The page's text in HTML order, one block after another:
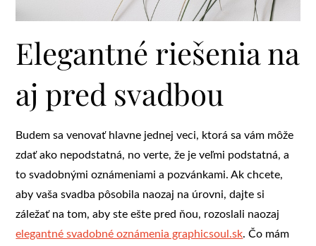
Elegantné riešenia na
aj pred svadbou
Budem sa venovať hlavne jednej veci, ktorá sa vám môže
zdať ako nepodstatná, no verte, že je veľmi podstatná, a
to svadobnými oznámeniami a pozvánkami. Ak chcete,
aby vaša svadba pôsobila naozaj na úrovni, dajte si
záležať na tom, aby ste ešte pred ňou, rozoslali naozaj
elegantné svadobné oznámenia graphicsoul.sk. Čo mám